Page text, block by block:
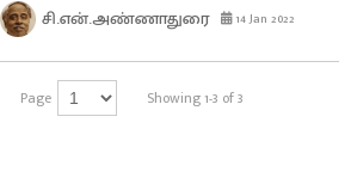
சி.என்.அண்ணாதுரை 14 Jan 2022
Page Showing 1-3 of 3